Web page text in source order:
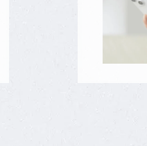
くお願いいたします。